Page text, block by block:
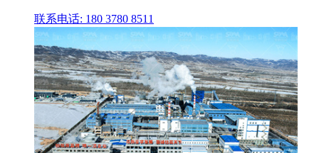
联系电话: 180 3780 8511